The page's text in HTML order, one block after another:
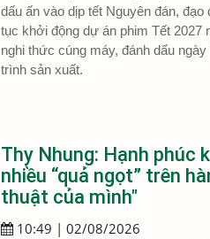
dấu ấn vào dịp tết Nguyên đán, đạo
tục khởi động dự án phim Tết 2027
nghi thức cúng máy, đánh dấu
trình sản xuất.
Thy Nhung: Hạnh phúc
nhiều “quả ngọt” trên
thuật của mình"
10:49 | 02/08/2026